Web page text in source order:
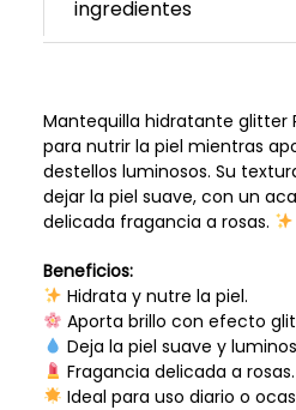
ingredientes
Mantequilla hidratante glitter
para nutrir la piel mientras
destellos luminosos. Su
dejar la piel suave, con un
delicada fragancia a rosas.
Beneficios:
Hidrata y nutre la piel.
Aporta brillo con efecto
Deja la piel suave y
Fragancia delicada a rosas.
Ideal para uso diario o